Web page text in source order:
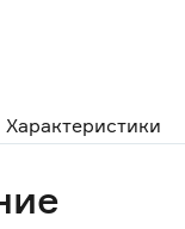
Характеристики